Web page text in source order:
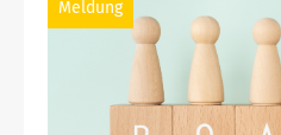
Meldung